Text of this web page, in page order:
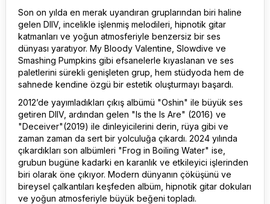
Son on yılda en merak uyandıran gruplarından biri haline
gelen DIIV, incelikle işlenmiş melodileri, hipnotik gitar
katmanları ve yoğun atmosferiyle benzersiz bir ses
dünyası yaratıyor. My Bloody Valentine, Slowdive ve
Smashing Pumpkins gibi efsanelerle kıyaslanan ve ses
paletlerini sürekli genişleten grup, hem stüdyoda hem de
sahnede kendine özgü bir estetik oluşturmayı başardı.
2012’de yayımladıkları çıkış albümü "Oshin" ile büyük ses
getiren DIIV, ardından gelen "Is the Is Are" (2016) ve
"Deceiver"(2019) ile dinleyicilerini derin, rüya gibi ve
zaman zaman da sert bir yolculuğa çıkardı. 2024 yılında
çıkardıkları son albümleri "Frog in Boiling Water" ise,
grubun bugüne kadarki en karanlık ve etkileyici işlerinden
biri olarak öne çıkıyor. Modern dünyanın çöküşünü ve
bireysel çalkantıları keşfeden albüm, hipnotik gitar dokuları
ve yoğun atmosferiyle büyük beğeni topladı.